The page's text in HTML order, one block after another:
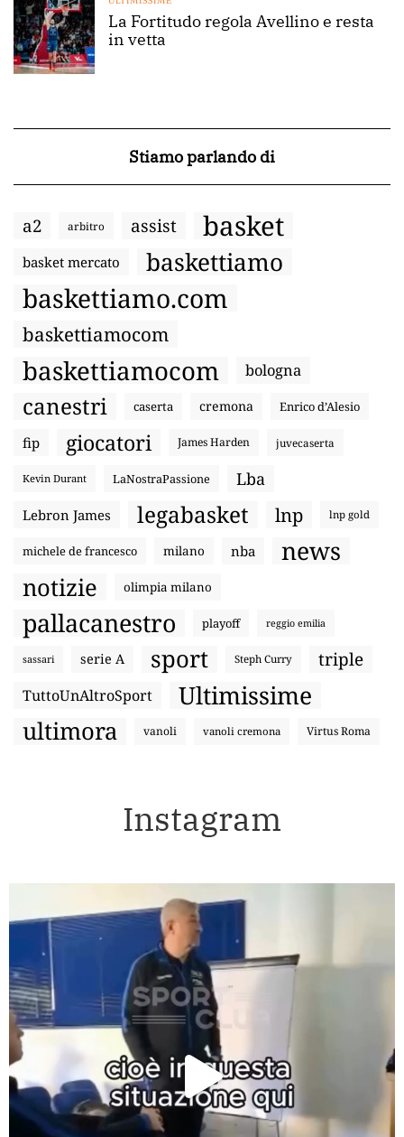
La Fortitudo regola Avellino e resta
in vetta
Stiamo parlando di
a2 arbitro assist basket
basket mercato baskettiamo
baskettiamo.com
baskettiamocom
baskettiamocom bologna
canestri caserta cremona Enrico d’Alesio
fip giocatori James Harden juvecaserta
Kevin Durant LaNostraPassione Lba
Lebron James legabasket lnp lnp gold
michele de francesco milano nba news
notizie olimpia milano
pallacanestro playoff reggio emilia
sassari serie A sport Steph Curry triple
TuttoUnAltroSport Ultimissime
ultimora vanoli vanoli cremona Virtus Roma
Instagram